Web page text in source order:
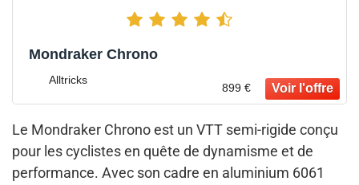
Mondraker Chrono
Alltricks
899 €
Le Mondraker Chrono est un VTT semi-rigide conçu
pour les cyclistes en quête de dynamisme et de
performance. Avec son cadre en aluminium 6061